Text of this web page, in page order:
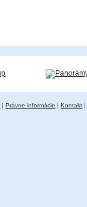
|Právne informácie |Kontakt